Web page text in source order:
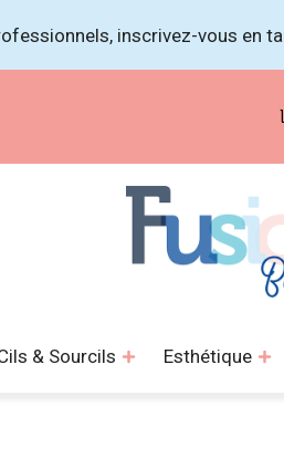
inscrivez-vous en
& Sourcils Esthétique